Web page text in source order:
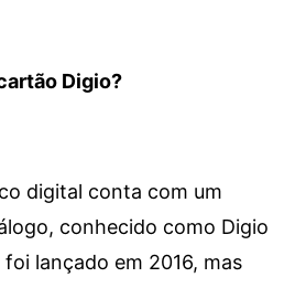
Digio?
digital conta com um
conhecido como Digio
lançado em 2016, mas